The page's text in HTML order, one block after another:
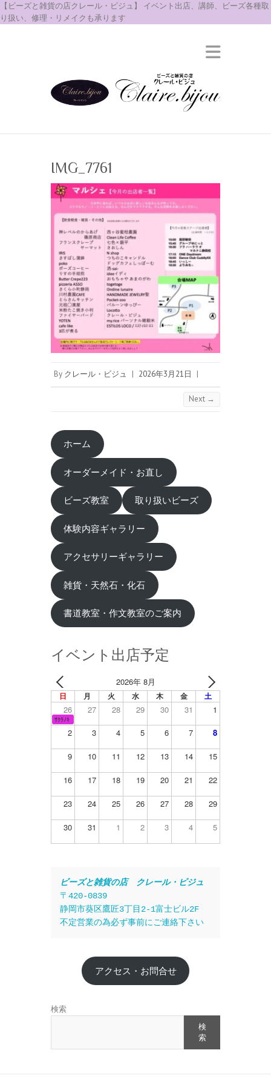
【ビーズと雑貨の店クレール・ビジュ】 イベント出店、講師、ビーズ各種取
り扱い、修理・リメイクも承ります
IMG_7761
By クレール・ビジュ | 2026年3月21日 |
Next →
ホーム
オーダーメイド・お直し
ビーズ教室 取り扱いビーズ
体験内容ギャラリー
アクセサリーギャラリー
雑貨・天然石・化石
書道教室・作文教室のご案内
イベント出店予定
2026年 8月
日 月 火 水 木 金 土
26 27 28 29 30 31 1
ｻｸﾗﾉｷ
2 3 4 5 6 7 8
9 10 11 12 13 14 15
16 17 18 19 20 21 22
23 24 25 26 27 28 29
30 31 1 2 3 4 5
ビーズと雑貨の店　クレール・ビジュ
〒420-0839
静岡市葵区鷹匠3丁目2-1富士ビル2F
不定営業の為必ず事前にご連絡下さい
アクセス・お問合せ
検索
検
索